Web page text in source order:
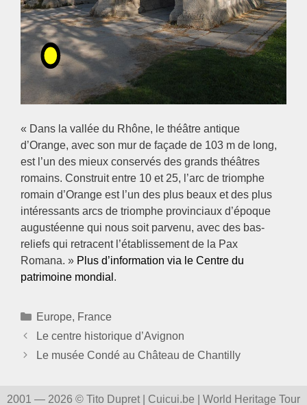
« Dans la vallée du Rhône, le théâtre antique
d’Orange, avec son mur de façade de 103 m de long,
est l’un des mieux conservés des grands théâtres
romains. Construit entre 10 et 25, l’arc de triomphe
romain d’Orange est l’un des plus beaux et des plus
intéressants arcs de triomphe provinciaux d’époque
augustéenne qui nous soit parvenu, avec des bas-
reliefs qui retracent l’établissement de la Pax
Romana. » Plus d’information via le Centre du
patrimoine mondial .
Catégories
Europe, France
Le centre historique d’Avignon
Le musée Condé au Château de Chantilly
2001 — 2026 © Tito Dupret | Cuicui.be | World Heritage Tour